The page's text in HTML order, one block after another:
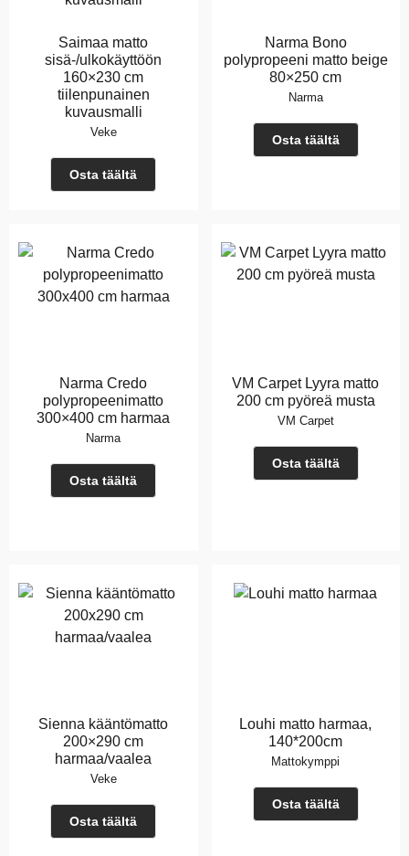
Saimaa matto
sisä-/ulkokäyttöön
160×230 cm
tiilenpunainen
kuvausmalli
Veke
Osta täältä
Narma Bono
polypropeeni matto beige
80×250 cm
Narma
Osta täältä
Narma Credo
polypropeenimatto
300×400 cm harmaa
Narma
Osta täältä
VM Carpet Lyyra matto
200 cm pyöreä musta
VM Carpet
Osta täältä
Sienna kääntömatto
200×290 cm
harmaa/vaalea
Veke
Osta täältä
Louhi matto harmaa,
140*200cm
Mattokymppi
Osta täältä